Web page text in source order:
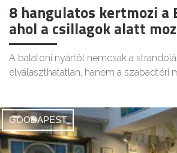
8 hangulatos kertmozi a
ahol a csillagok alatt
A balatoni nyártól nemcsak a
elválaszthatatlan, hanem a szabadtéri
GOODAPEST